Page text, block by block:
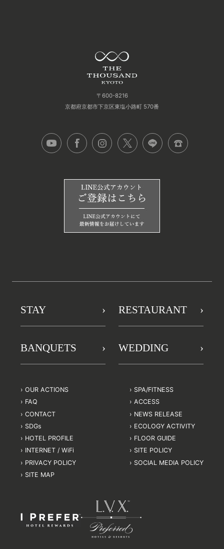
〒600-8216
京都府京都市下京区東塩小路町 570番
STAY RESTAURANT
BANQUETS WEDDING
OUR ACTIONS
SPA/FITNESS
FAQ
ACCESS
CONTACT
NEWS RELEASE
SDGs
ECOLOGY ACTIVITY
HOTEL PROFILE
FLOOR GUIDE
INTERNET / WiFi
SITE POLICY
PRIVACY POLICY
SOCIAL MEDIA POLICY
SITE MAP